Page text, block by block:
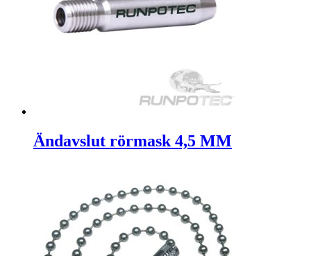
Ändavslut rörmask 4,5 MM